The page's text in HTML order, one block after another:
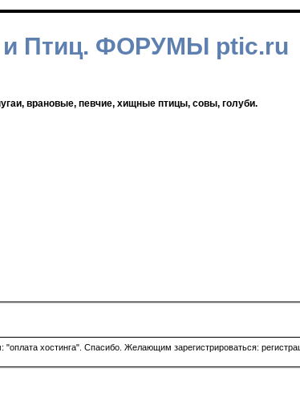
и Птиц. ФОРУМЫ ptic.ru
врановые, певчие, хищные птицы, совы, голуби.
хостинга". Спасибо. Желающим зарегистрироваться: